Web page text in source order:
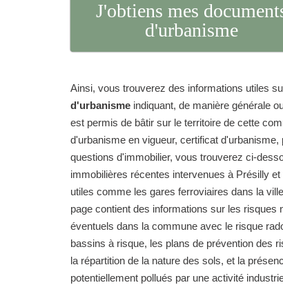
J'obtiens mes
d'urbanisme
Ainsi, vous trouverez des informations utiles
d'urbanisme indiquant, de manière générale
est permis de bâtir sur le territoire de cette
d'urbanisme en vigueur, certificat
questions d'immobilier, vous trouverez ci-
immobilières récentes intervenues à Présilly
utiles comme les gares ferroviaires dans la
page contient des informations sur les risques
éventuels dans la commune avec le risque
bassins à risque, les plans de prévention des
la répartition de la nature des sols, et la
potentiellement pollués par une activité